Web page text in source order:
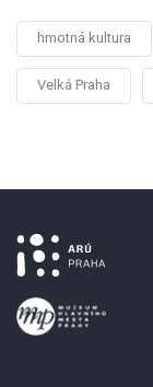
hmotná kultura
Velká Praha